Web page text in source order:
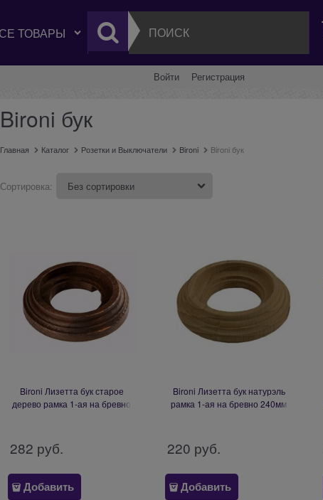
Войти Регистрация
Bironi бук
Главная Каталог Розетки и Выключатели Bironi Bironi бук
Сортировка:
Bironi Лизетта бук старое
дерево рамка 1-ая на бревно
282 руб.
Добавить
Bironi Лизетта бук натурэль
рамка 1-ая на бревно 240мм
220 руб.
Добавить